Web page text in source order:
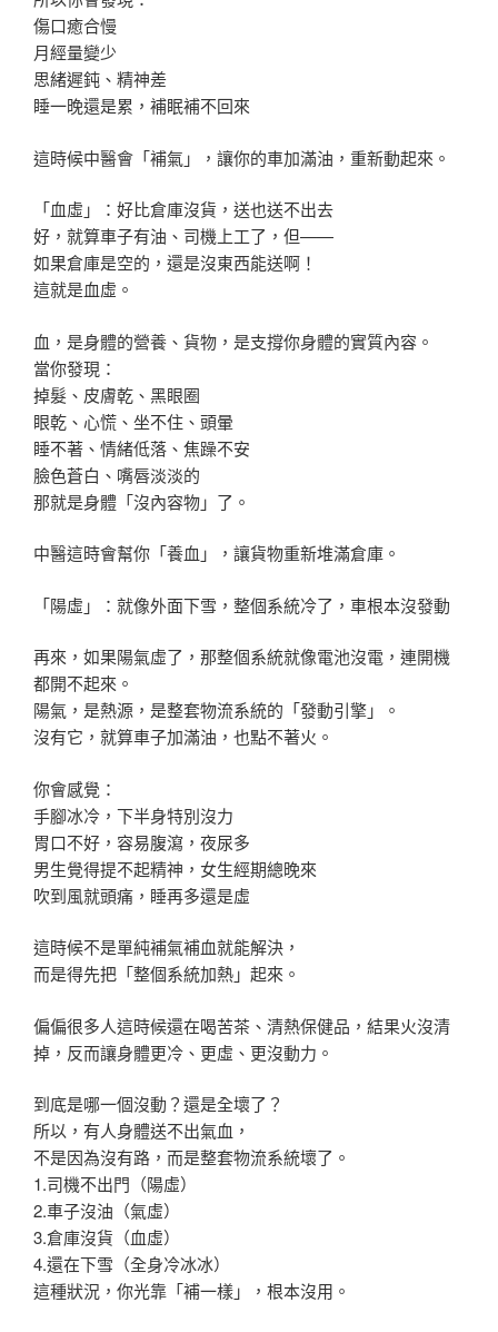
傷口癒合慢
月經量變少
思緒遲鈍、精神差
睡一晚還是累，補眠補不回來
這時候中醫會「補氣」，讓你的車加滿油，重新動起來。
「血虛」：好比倉庫沒貨，送也送不出去
好，就算車子有油、司機上工了，但——
如果倉庫是空的，還是沒東西能送啊！
這就是血虛。
血，是身體的營養、貨物，是支撐你身體的實質內容。
當你發現：
掉髮、皮膚乾、黑眼圈
眼乾、心慌、坐不住、頭暈
睡不著、情緒低落、焦躁不安
臉色蒼白、嘴唇淡淡的
那就是身體「沒內容物」了。
中醫這時會幫你「養血」，讓貨物重新堆滿倉庫。
「陽虛」：就像外面下雪，整個系統冷了，車根本沒發動
再來，如果陽氣虛了，那整個系統就像電池沒電，連開機
都開不起來。
陽氣，是熱源，是整套物流系統的「發動引擎」。
沒有它，就算車子加滿油，也點不著火。
你會感覺：
手腳冰冷，下半身特別沒力
胃口不好，容易腹瀉，夜尿多
男生覺得提不起精神，女生經期總晚來
吹到風就頭痛，睡再多還是虛
這時候不是單純補氣補血就能解決，
而是得先把「整個系統加熱」起來。
偏偏很多人這時候還在喝苦茶、清熱保健品，結果火沒清
掉，反而讓身體更冷、更虛、更沒動力。
到底是哪一個沒動？還是全壞了？
所以，有人身體送不出氣血，
不是因為沒有路，而是整套物流系統壞了。
1.司機不出門（陽虛）
2.車子沒油（氣虛）
3.倉庫沒貨（血虛）
4.還在下雪（全身冷冰冰）
這種狀況，你光靠「補一樣」，根本沒用。